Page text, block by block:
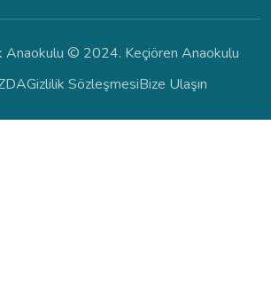
Anaokulu © 2024. Keçiören Anaokulu
Gizlilik SözleşmesiBize Ulaşın